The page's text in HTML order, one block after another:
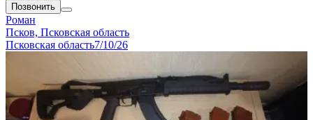
Позвонить
Роман
Псков, Псковская область
Псковская область7/10/26